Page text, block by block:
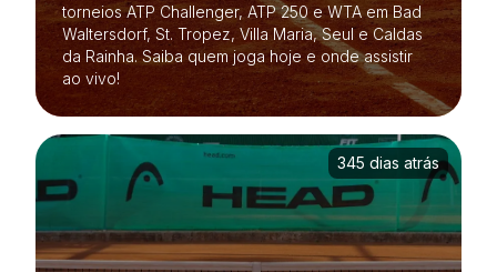
torneios ATP Challenger, ATP 250 e WTA em Bad
Waltersdorf, St. Tropez, Villa Maria, Seul e Caldas
da Rainha. Saiba quem joga hoje e onde assistir
ao vivo!
345 dias atrás